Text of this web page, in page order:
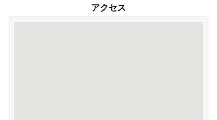
アクセス